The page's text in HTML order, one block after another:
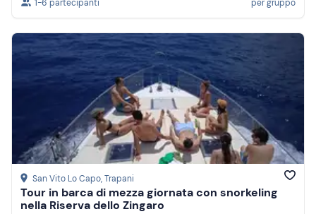
1-6 partecipanti per gruppo
San Vito Lo Capo, Trapani
Tour in barca di mezza giornata con snorkeling
nella Riserva dello Zingaro